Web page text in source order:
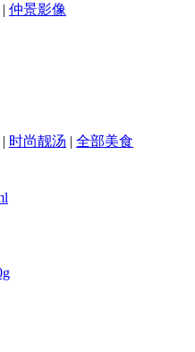
| 仲景影像
| 时尚靓汤 | 全部美食